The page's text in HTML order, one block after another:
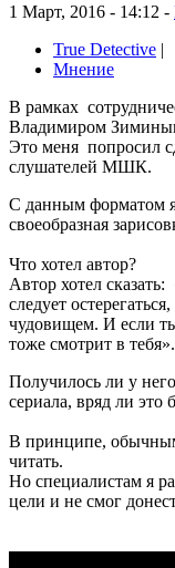
1 Март, 2016 - 14:12 -
True Detective |
Мнение
В рамках
Владимиром
Это меня попросил
слушателей МШК.
С данным форматом я
своеобразная
Что хотел автор?
Автор хотел
следует
чудовищем. И если
тоже смотрит в тебя».
Получилось ли у
сериала, вряд ли это
В принципе,
читать.
Но специалистам я
цели и не смог